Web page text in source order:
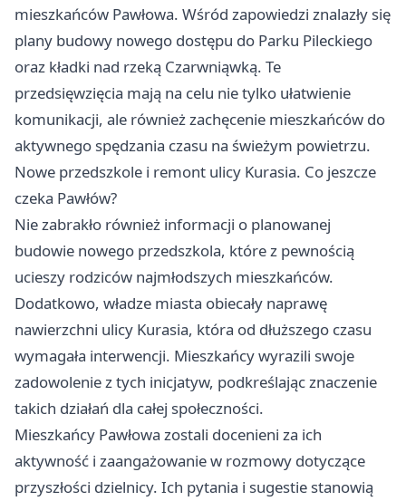
mieszkańców Pawłowa. Wśród zapowiedzi znalazły się
plany budowy nowego dostępu do Parku Pileckiego
oraz kładki nad rzeką Czarwniąwką. Te
przedsięwzięcia mają na celu nie tylko ułatwienie
komunikacji, ale również zachęcenie mieszkańców do
aktywnego spędzania czasu na świeżym powietrzu.
Nowe przedszkole i remont ulicy Kurasia. Co jeszcze
czeka Pawłów?
Nie zabrakło również informacji o planowanej
budowie nowego przedszkola, które z pewnością
ucieszy rodziców najmłodszych mieszkańców.
Dodatkowo, władze miasta obiecały naprawę
nawierzchni ulicy Kurasia, która od dłuższego czasu
wymagała interwencji. Mieszkańcy wyrazili swoje
zadowolenie z tych inicjatyw, podkreślając znaczenie
takich działań dla całej społeczności.
Mieszkańcy Pawłowa zostali docenieni za ich
aktywność i zaangażowanie w rozmowy dotyczące
przyszłości dzielnicy. Ich pytania i sugestie stanowią